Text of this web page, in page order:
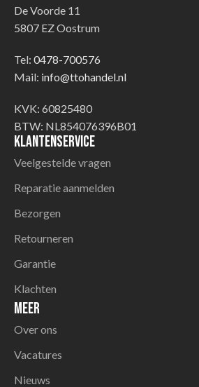
De Voorde 11
5807 EZ Oostrum
Tel: 0478-700576
Mail: info@ttohandel.nl
KVK: 60825480
BTW: NL854076396B01
Klantenservice
Veelgestelde vragen
Reparatie aanmelden
Bezorgen
Retourneren
Garantie
Klachten
Meer
Over ons
Vacatures
Nieuws